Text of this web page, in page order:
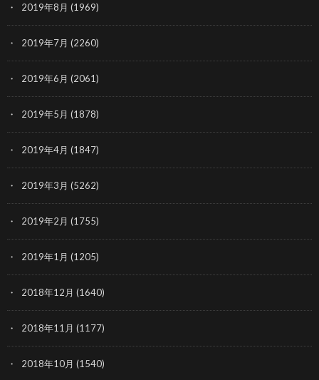
2019年8月 (1969)
2019年7月 (2260)
2019年6月 (2061)
2019年5月 (1878)
2019年4月 (1847)
2019年3月 (5262)
2019年2月 (1755)
2019年1月 (1205)
2018年12月 (1640)
2018年11月 (1177)
2018年10月 (1540)